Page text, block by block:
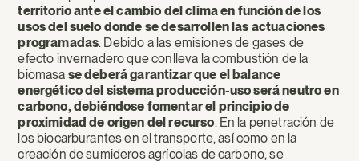
territorio ante el cambio del clima en función de los
usos del suelo donde se desarrollen las actuaciones
programadas. Debido a las emisiones de gases de
efecto invernadero que conlleva la combustión de la
biomasa se deberá garantizar que el balance
energético del sistema producción-uso será neutro en
carbono, debiéndose fomentar el principio de
proximidad de origen del recurso. En la penetración de
los biocarburantes en el transporte, así como en la
creación de sumideros agrícolas de carbono, se